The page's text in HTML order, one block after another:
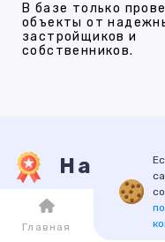
В базе только
объекты от
застройщиков и
собственников.
Наши
ПРОДАЖА АРЕНДА
Главная Каталог